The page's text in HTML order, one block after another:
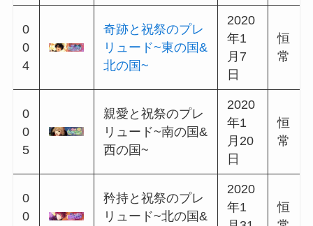
6
闇夜に灯る絆のルミ
エール
年10
月23
イベスト・ログストの個人的おすすめをまと
めています(*’ω’*)
興味があればどうぞ！
あわせて読みたい
まほやく｜イベスト読んだ順記録
&おすすめと選択復刻イベントの